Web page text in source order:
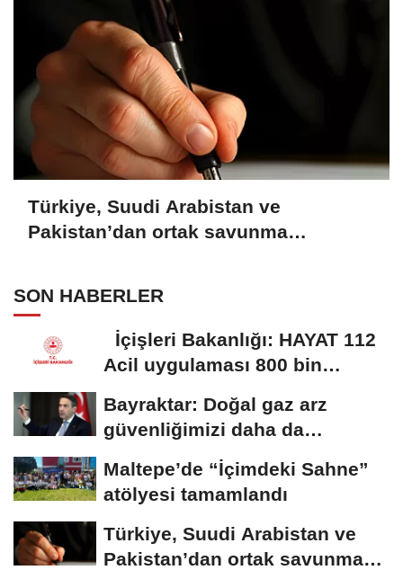
Türkiye, Suudi Arabistan ve
Pakistan’dan ortak savunma
SON HABERLER
İçişleri Bakanlığı: HAYAT 112
Acil uygulaması 800 bin
Bayraktar: Doğal gaz arz
güvenliğimizi daha da
güçlendirmeye devam...
Maltepe’de “İçimdeki Sahne”
atölyesi tamamlandı
Türkiye, Suudi Arabistan ve
Pakistan’dan ortak savunma